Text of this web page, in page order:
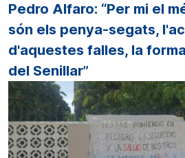
Pedro Alfaro: “Per mi el
són els penya-segats,
d'aquestes falles, la
del Senillar”